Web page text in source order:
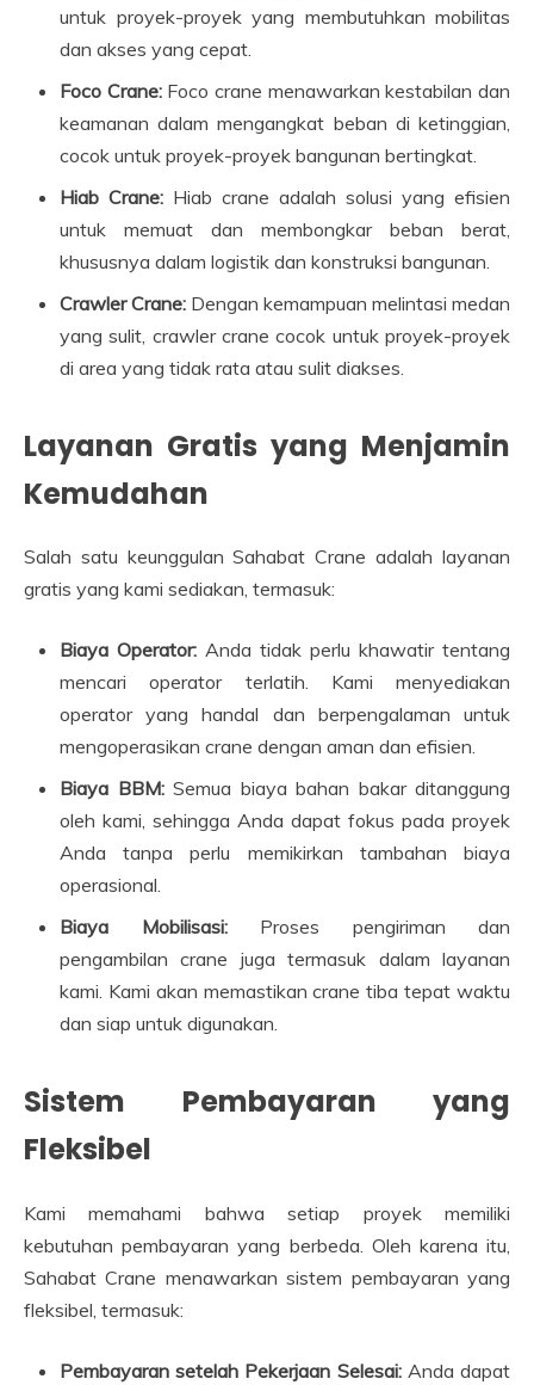
untuk proyek-proyek yang membutuhkan mobilitas
dan akses yang cepat.
Foco Crane:Foco crane menawarkan kestabilan dan
keamanan dalam mengangkat beban di ketinggian,
cocok untuk proyek-proyek bangunan bertingkat.
Hiab Crane: Hiab crane adalah solusi yang efisien
untuk memuat dan membongkar beban berat,
khususnya dalam logistik dan konstruksi bangunan.
Crawler Crane: Dengan kemampuan melintasi medan
yang sulit, crawler crane cocok untuk proyek-proyek
di area yang tidak rata atau sulit diakses.
Layanan Gratis yang Menjamin
Kemudahan
Salah satu keunggulan Sahabat Crane adalah layanan
gratis yang kami sediakan, termasuk:
Biaya Operator: Anda tidak perlu khawatir tentang
mencari operator terlatih. Kami menyediakan
operator yang handal dan berpengalaman untuk
mengoperasikan crane dengan aman dan efisien.
Biaya BBM:Semua biaya bahan bakar ditanggung
oleh kami, sehingga Anda dapat fokus pada proyek
Anda tanpa perlu memikirkan tambahan biaya
operasional.
Biaya Mobilisasi:Proses pengiriman dan
pengambilan crane juga termasuk dalam layanan
kami. Kami akan memastikan crane tiba tepat waktu
dan siap untuk digunakan.
Sistem Pembayaran yang
Fleksibel
Kami memahami bahwa setiap proyek memiliki
kebutuhan pembayaran yang berbeda. Oleh karena itu,
Sahabat Crane menawarkan sistem pembayaran yang
fleksibel, termasuk:
Pembayaran setelah Pekerjaan Selesai:Anda dapat